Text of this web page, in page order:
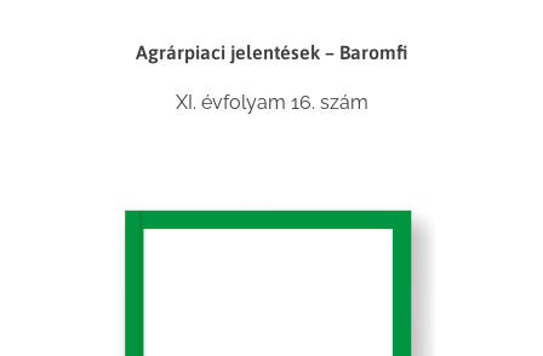
Agrárpiaci jelentések – Baromfi
XI. évfolyam 16. szám